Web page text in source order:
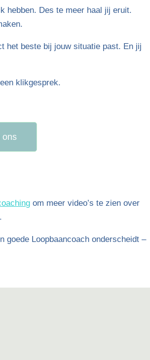
hebben. Des te meer haal jij eruit.
het beste bij jouw situatie past. En jij
klikgesprek.
ons
om meer video’s te zien over
goede Loopbaancoach onderscheidt –